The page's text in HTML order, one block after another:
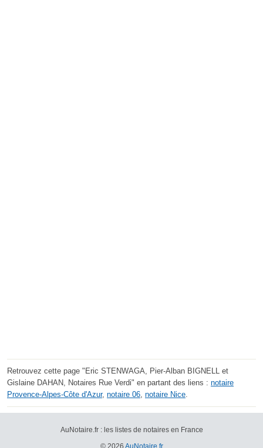
Retrouvez cette page "Eric STENWAGA, Pier-Alban BIGNELL et
Gislaine DAHAN, Notaires Rue Verdi" en partant des liens : notaire
Provence-Alpes-Côte d'Azur, notaire 06 notaire Nice
AuNotaire.fr : les listes de notaires en France
© 2026 AuNotaire.fr